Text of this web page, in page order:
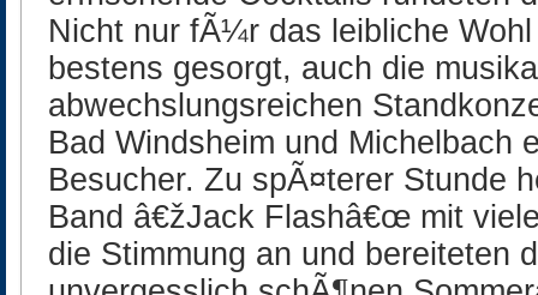
Nicht nur fÃ¼r das leibliche
bestens gesorgt, auch die
abwechslungsreichen
Bad Windsheim und Michelbach
Besucher. Zu spÃ¤terer Stunde
Band â€žJack Flashâ€œ mit
die Stimmung an und bereiteten